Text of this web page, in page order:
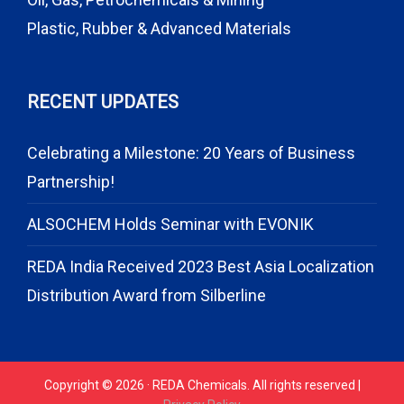
Plastic, Rubber & Advanced Materials
RECENT UPDATES
Celebrating a Milestone: 20 Years of Business
Partnership!
ALSOCHEM Holds Seminar with EVONIK
REDA India Received 2023 Best Asia Localization
Distribution Award from Silberline
Copyright © 2026 · REDA Chemicals. All rights reserved |